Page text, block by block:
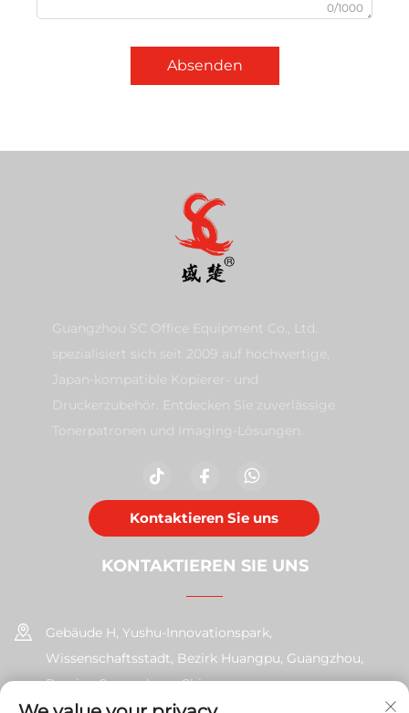
0/1000
Absenden
Guangzhou SC Office Equipment Co., Ltd.
spezialisiert sich seit 2009 auf hochwertige,
Japan-kompatible Kopierer- und
Druckerzubehör. Entdecken Sie zuverlässige
Tonerpatronen und Imaging-Lösungen.
Kontaktieren Sie uns
KONTAKTIEREN SIE UNS
Gebäude H, Yushu-Innovationspark,
Wissenschaftsstadt, Bezirk Huangpu, Guangzhou,
Provinz Guangdong, China